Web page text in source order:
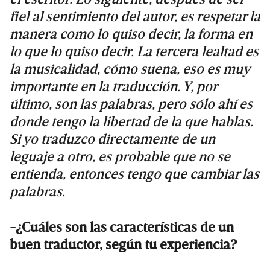
fiel al sentimiento del autor, es respetar la
manera como lo quiso decir, la forma en
lo que lo quiso decir. La tercera lealtad es
la musicalidad, cómo suena, eso es muy
importante en la traducción. Y, por
último, son las palabras, pero sólo ahí es
donde tengo la libertad de la que hablas.
Si yo traduzco directamente de un
leguaje a otro, es probable que no se
entienda, entonces tengo que cambiar las
palabras.
-¿Cuáles son las características de un
buen traductor, según tu experiencia?